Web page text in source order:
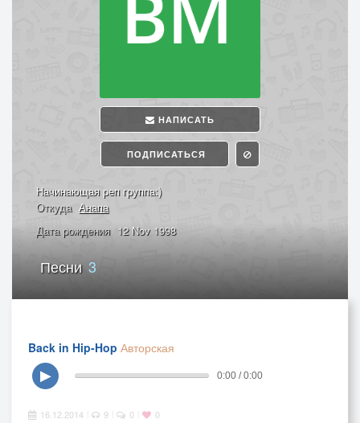
НАПИСАТЬ
ПОДПИСАТЬСЯ
Начинающая реп группа:)
Откуда Анапа
Дата рождения 12 Nov 1998
Песни3
Back in Hip-Hop Авторская
▶
0:00 / 0:00
16.12.2014 9 0 0